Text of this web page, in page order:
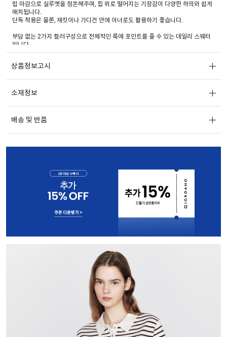
립 마감으로 실루엣을 정돈해주며, 힙 위로 떨어지는 기장감이 다양한 하의와 쉽게
매치됩니다.
단독 착용은 물론, 재킷이나 가디건 안에 이너로도 활용하기 좋습니다.
부담 없는 2가지 컬러구성으로 전체적인 룩에 포인트를 줄 수 있는 데일리 스웨터
입니다.
상품정보고시
소재정보
배송 및 반품